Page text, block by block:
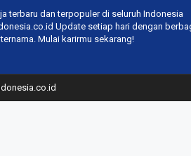
terbaru dan terpopuler di seluruh Indonesia
Update setiap hari dengan
Mulai karirmu sekarang!